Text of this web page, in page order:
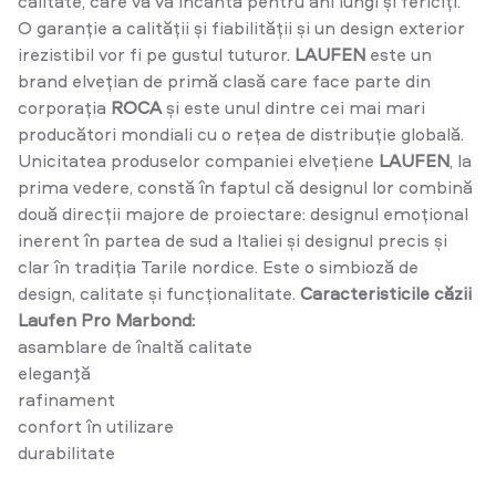
O garanție a calității și fiabilității și un design exterior
irezistibil vor fi pe gustul tuturor. LAUFEN este un
brand elvețian de primă clasă care face parte din
corporația ROCAși este unul dintre cei mai mari
producători mondiali cu o rețea de distribuție globală.
Unicitatea produselor companiei elvețiene LAUFEN, la
prima vedere, constă în faptul că designul lor combină
două direcții majore de proiectare: designul emoțional
inerent în partea de sud a Italiei și designul precis și
clar în tradiția Tarile nordice. Este o simbioză de
design, calitate și funcționalitate. Caracteristicile căzii
Laufen Pro Marbond:
asamblare de înaltă calitate
eleganţă
rafinament
confort în utilizare
durabilitate